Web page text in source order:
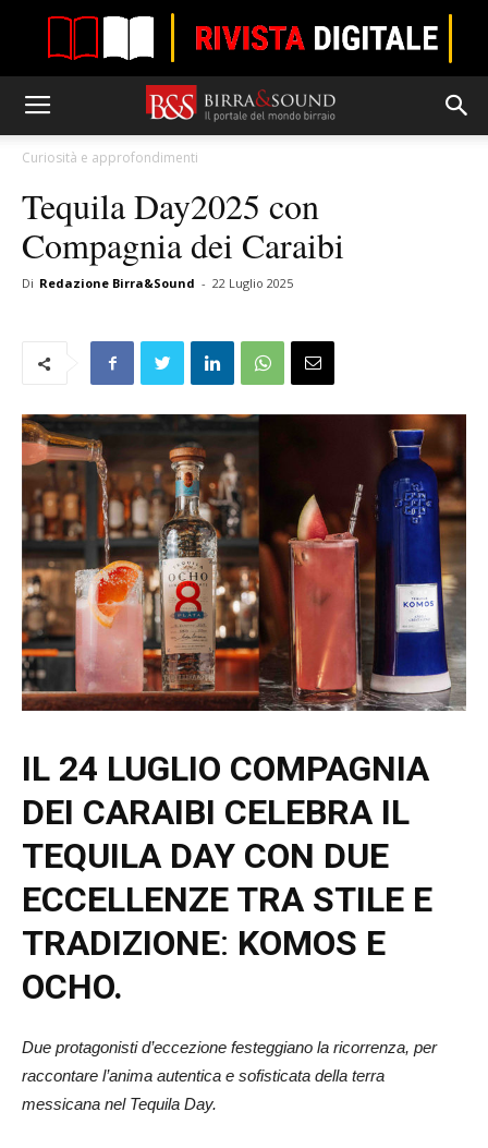
Curiosità e approfondimenti
Tequila Day2025 con
Compagnia dei Caraibi
Di Redazione Birra&Sound - 22 Luglio 2025
IL 24 LUGLIO COMPAGNIA
DEI CARAIBI CELEBRA IL
TEQUILA DAY CON DUE
ECCELLENZE TRA STILE E
TRADIZIONE: KOMOS E
OCHO.
Due protagonisti d’eccezione festeggiano la ricorrenza, per
raccontare l’anima autentica e sofisticata della terra
messicana nel Tequila Day.